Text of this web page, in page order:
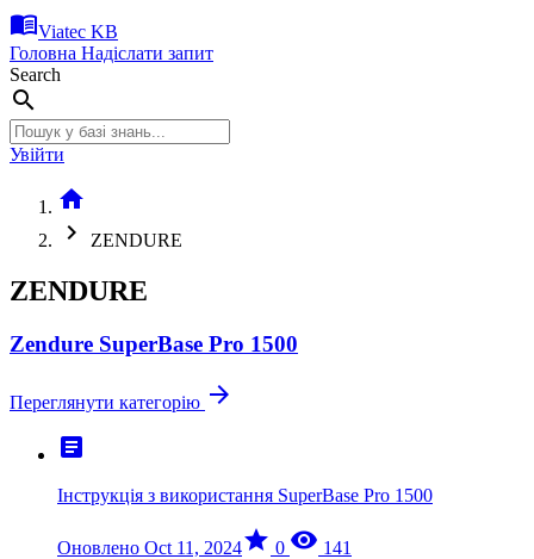
menu_bookViatec KB
Головна Надіслати запит
Search
search
Увійти
home
chevron_right
ZENDURE
ZENDURE
Zendure SuperBase Pro 1500
Переглянути категорію arrow_forward
article
Інструкція з використання SuperBase Pro 1500
Оновлено Oct 11, 2024star 0 visibility 141